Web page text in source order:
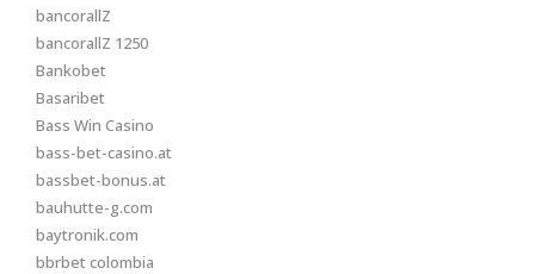
bancorallZ
bancorallZ 1250
Bankobet
Basaribet
Bass Win Casino
bass-bet-casino.at
bassbet-bonus.at
bauhutte-g.com
baytronik.com
bbrbet colombia